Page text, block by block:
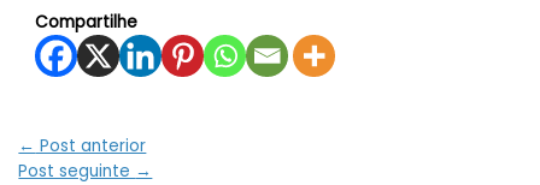
Compartilhe
← Post anterior
Post seguinte →